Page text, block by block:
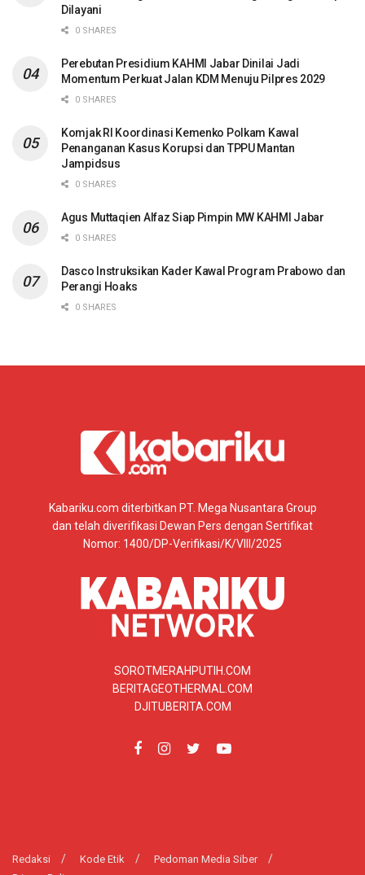
Dilayani
0 SHARES
Perebutan Presidium KAHMI Jabar Dinilai Jadi
Momentum Perkuat Jalan KDM Menuju Pilpres 2029
0 SHARES
Komjak RI Koordinasi Kemenko Polkam Kawal
Penanganan Kasus Korupsi dan TPPU Mantan
Jampidsus
0 SHARES
Agus Muttaqien Alfaz Siap Pimpin MW KAHMI Jabar
0 SHARES
Dasco Instruksikan Kader Kawal Program Prabowo dan
Perangi Hoaks
0 SHARES
Kabariku.com diterbitkan PT. Mega Nusantara Group
dan telah diverifikasi Dewan Pers dengan Sertifikat
Nomor: 1400/DP-Verifikasi/K/VIII/2025
SOROTMERAHPUTIH.COM
BERITAGEOTHERMAL.COM
DJITUBERITA.COM
Redaksi Kode Etik
Pedoman Media Siber